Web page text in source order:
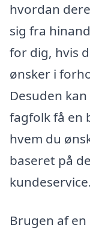
hvordan
sig fra
for dig, hvis
ønsker i
Desuden
fagfolk få en
hvem du
baseret på
kundeservice.
Brugen af